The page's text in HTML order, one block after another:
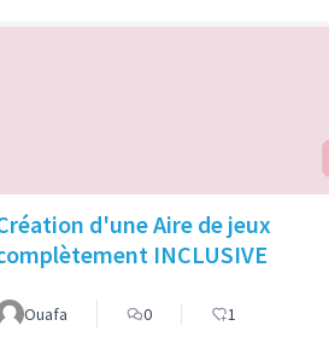
d'une Aire de jeux
INCLUSIVE
Ouafa 0 1